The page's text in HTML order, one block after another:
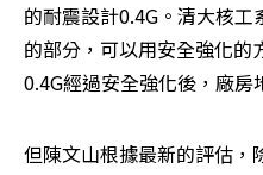
的耐震設計0.4G。清大核
的部分，可以用安全強化
0.4G經過安全強化後，廠房
但陳文山根據最新的評估，